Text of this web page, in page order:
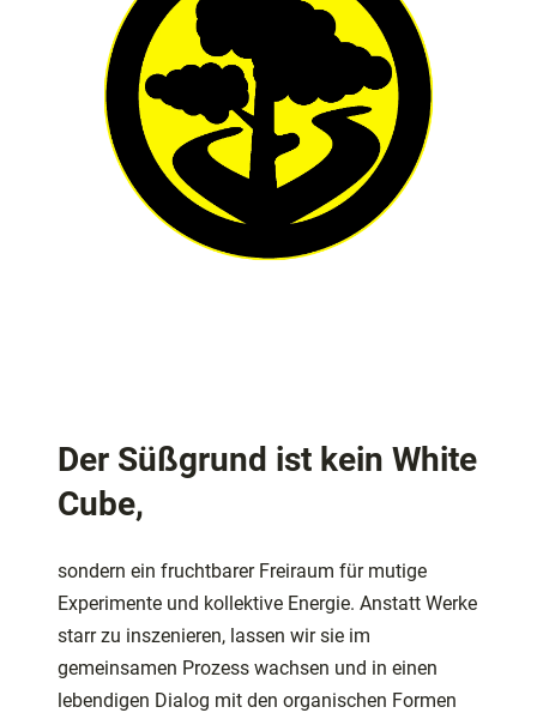
Der Süßgrund ist kein White
Cube,
sondern ein fruchtbarer Freiraum für mutige
Experimente und kollektive Energie. Anstatt Werke
starr zu inszenieren, lassen wir sie im
gemeinsamen Prozess wachsen und in einen
lebendigen Dialog mit den organischen Formen